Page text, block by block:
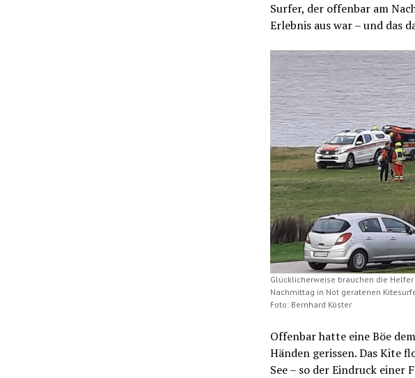
Surfer, der offenbar am
Erlebnis aus war – und das
Glücklicherweise brauchen die
Nachmittag in Not geratenen
Foto: Bernhard Köster
Offenbar hatte eine Böe
Händen gerissen. Das Kite
See – so der Eindruck